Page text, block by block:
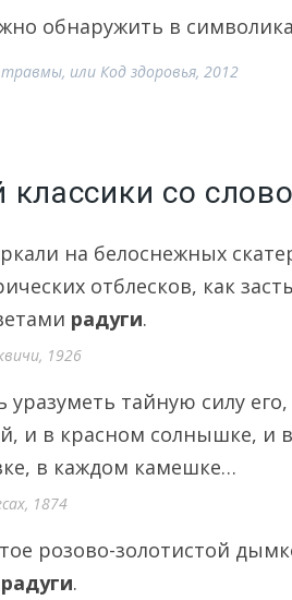
обнаружить в
травмы, или Код здоровья, 2012
со
на белоснежных
отблесков, как
радуги.
1926
уразуметь тайную силу
и в красном солнышке, и
в каждом камешке…
1874
розово-золотистой
радуги.